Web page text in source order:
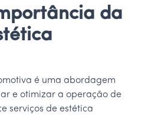
da
é uma abordagem
e otimizar a operação de
serviços de estética